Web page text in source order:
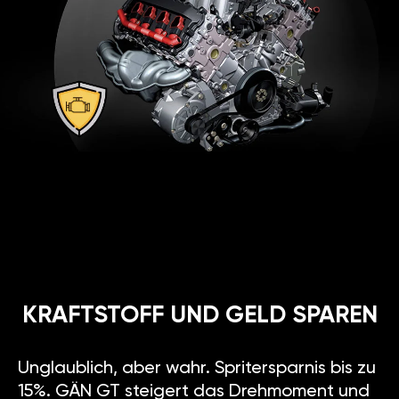
KRAFTSTOFF UND GELD SPAREN
Unglaublich, aber wahr. Spritersparnis bis zu
15%. GÄN GT steigert das Drehmoment und